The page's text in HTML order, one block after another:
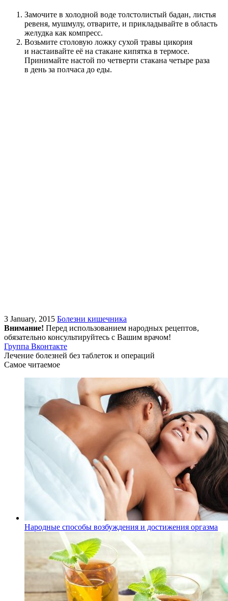
Замочите в холодной воде толстолистый бадан, листья
ревеня, мушмулу, отварите, и прикладывайте в область
желудка как компресс.
Возьмите столовую ложку сухой травы цикория
и настаивайте её на стакане кипятка в термосе.
Принимайте настой по четверти стакана четыре раза
в день за полчаса до еды.
3 January, 2015 Болезни кишечника
Внимание! Перед использованием народных рецептов,
обязательно консультируйтесь с Вашим врачом!
Группа Вконтакте
Лечение болезней без таблеток и операций
Самое читаемое
Народные способы возбуждения и достижения оргазма